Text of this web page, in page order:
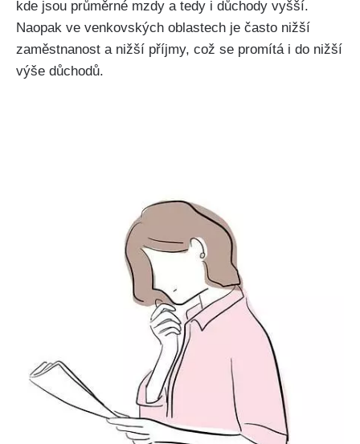
kde jsou průměrné mzdy a tedy i důchody vyšší.
Naopak ve venkovských oblastech je často nižší
zaměstnanost a nižší příjmy, což se promítá i do nižší
výše důchodů.